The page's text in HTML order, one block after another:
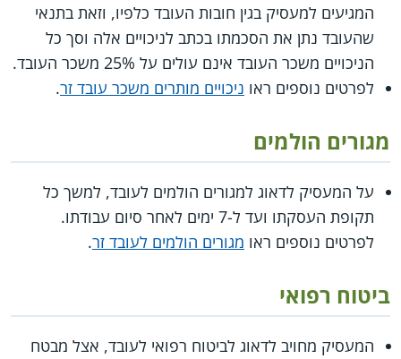
המגיעים למעסיק בגין חובות העובד כלפיו, וזאת בתנאי
שהעובד נתן את הסכמתו בכתב לניכויים אלה וסך כל
הניכויים משכר העובד אינם עולים על 25% משכר העובד.
לפרטים נוספים ראו ניכויים מותרים משכר עובד זר.
מגורים הולמים
על המעסיק לדאוג למגורים הולמים לעובד, למשך כל
תקופת העסקתו ועד ל-7 ימים לאחר סיום עבודתו.
לפרטים נוספים ראו מגורים הולמים לעובד זר.
ביטוח רפואי
המעסיק מחויב לדאוג לביטוח רפואי לעובד, אצל מבטח